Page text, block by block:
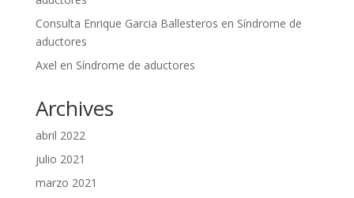
Consulta Enrique Garcia Ballesteros en Síndrome de
aductores
Axel en Síndrome de aductores
Archives
abril 2022
julio 2021
marzo 2021